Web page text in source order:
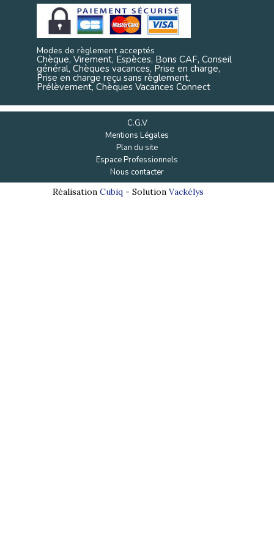
Modes de règlement acceptés
Chèque, Virement, Espèces, Bons CAF, Conseil
général, Chèques vacances, Prise en charge,
Prise en charge reçu sans règlement,
Prélèvement, Chèques Vacances Connect
C.G.V
Mentions Légales
Plan du site
Espace Professionnels
Nous contacter
Réalisation Cubiq- Solution Vackélys